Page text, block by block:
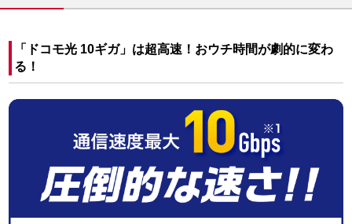
「ドコモ光 10ギガ」は超高速！おウチ時間が劇的に変わ
る！